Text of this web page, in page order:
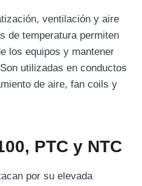
ventilación y aire
de temperatura permiten
los equipos y mantener
utilizadas en conductos
de aire, fan coils y
PTC y NTC
por su elevada